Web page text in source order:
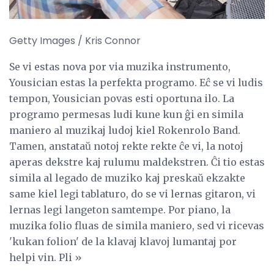
Getty Images / Kris Connor
Se vi estas nova por via muzika instrumento,
Yousician estas la perfekta programo. Eĉ se vi ludis
tempon, Yousician povas esti oportuna ilo. La
programo permesas ludi kune kun ĝi en simila
maniero al muzikaj ludoj kiel Rokenrolo Band.
Tamen, anstataŭ notoj rekte rekte ĉe vi, la notoj
aperas dekstre kaj rulumu maldekstren. Ĉi tio estas
simila al legado de muziko kaj preskaŭ ekzakte
same kiel legi tablaturo, do se vi lernas gitaron, vi
lernas legi langeton samtempe. Por piano, la
muzika folio fluas de simila maniero, sed vi ricevas
'kukan folion' de la klavaj klavoj lumantaj por
helpi vin. Pli »